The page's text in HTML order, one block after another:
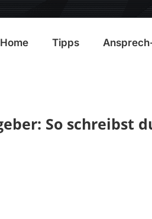
Home Tipps
So schreibst